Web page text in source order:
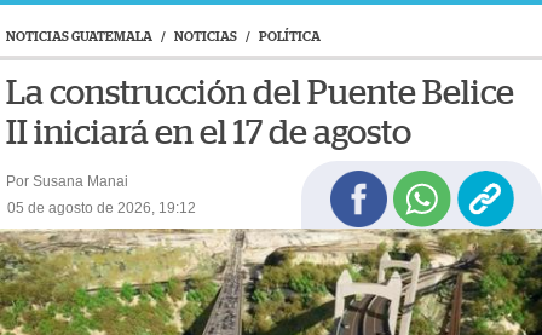
NOTICIAS GUATEMALA / NOTICIAS / POLÍTICA
La construcción del Puente Belice
II iniciará en el 17 de agosto
Por Susana Manai
05 de agosto de 2026, 19:12